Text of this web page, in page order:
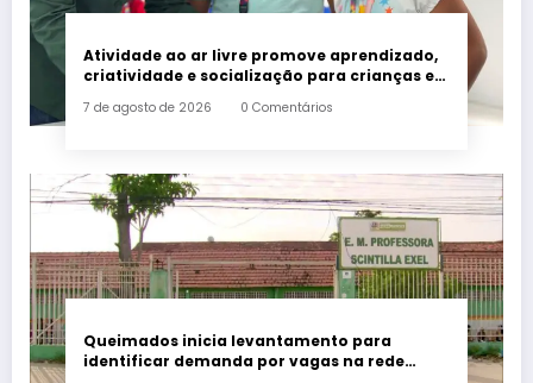
Atividade ao ar livre promove aprendizado,
criatividade e socialização para crianças e
7 de agosto de 2026 0 Comentários
Queimados inicia levantamento para
identificar demanda por vagas na rede